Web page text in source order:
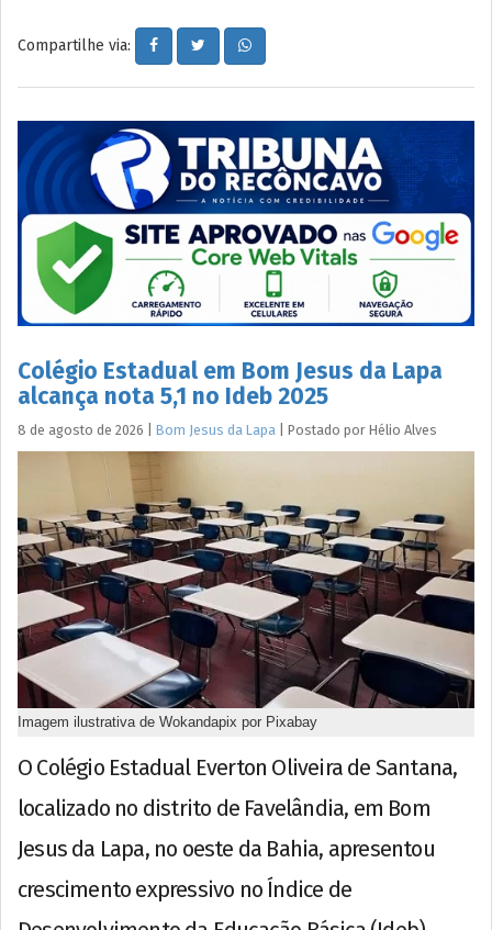
Compartilhe via:
Colégio Estadual em Bom Jesus da Lapa
alcança nota 5,1 no Ideb 2025
8 de agosto de 2026 Bom Jesus da Lapa Postado por Hélio Alves
Imagem ilustrativa de Wokandapix por Pixabay
O Colégio Estadual Everton Oliveira de Santana,
localizado no distrito de Favelândia, em Bom
Jesus da Lapa, no oeste da Bahia, apresentou
crescimento expressivo no Índice de